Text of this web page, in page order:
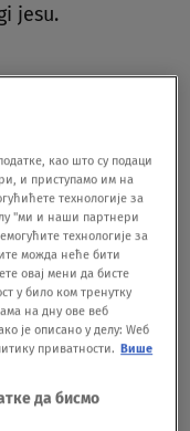
jesu.
unazad
poslove
i izgradnja
sada nastavlja
ovom zemljom,
i francuska
im olakšava
као што су подаци
и приступамо им на
технологије за
"ми и наши партнери
технологије за
можда неће бити
овај мени да бисте
у било ком тренутку
на дну ове веб
је описано у делу: Wеб
приватности. Више
да бисмо